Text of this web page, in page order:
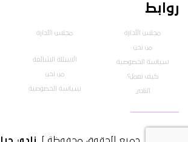
روابط
مجلس الأدارة
من نحن
سياسة الخصوصية
كيف نعمل؟
النادي
مجلس الأدارة
الاسئلة الشائعة
من نحن
سياسة الخصوصية
جميع الحقوق محفوظة لـ نادي